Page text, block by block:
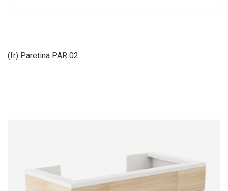
(fr) Paretina PAR 02